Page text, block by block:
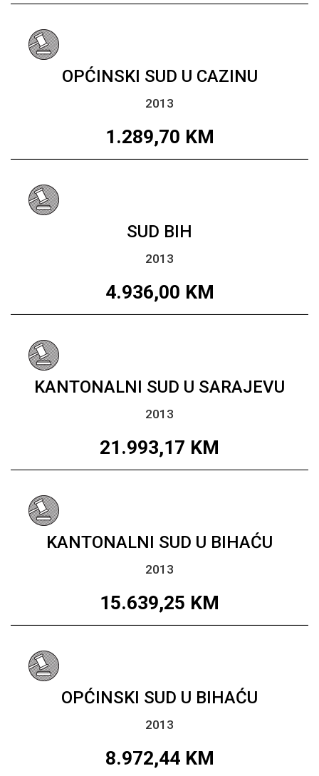
OPĆINSKI SUD U CAZINU
2013
1.289,70 KM
SUD BIH
2013
4.936,00 KM
KANTONALNI SUD U SARAJEVU
2013
21.993,17 KM
KANTONALNI SUD U BIHAĆU
2013
15.639,25 KM
OPĆINSKI SUD U BIHAĆU
2013
8.972,44KM